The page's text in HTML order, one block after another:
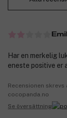
Har en merkelig
eneste positive er
Recensionen skrevs
cocopanda.no
Se översättning